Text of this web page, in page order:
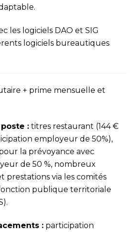
les logiciels DAO et SIG
logiciels bureautiques
+ prime mensuelle et
: titres restaurant (144 €
employeur de 50%),
la prévoyance avec
de 50 %, nombreux
prestations via les comités
publique territoriale
: participation